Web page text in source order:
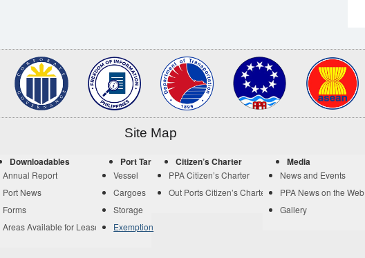
Site Map
Downloadables
Annual Report
Port News
Forms
Areas Available for Lease
Port Tariff
Vessel
Cargoes
Storage
Exemption
Citizen’s Charter
PPA Citizen’s Charter
Out Ports Citizen’s Charter
Media
News and Events
PPA News on the Web
Gallery